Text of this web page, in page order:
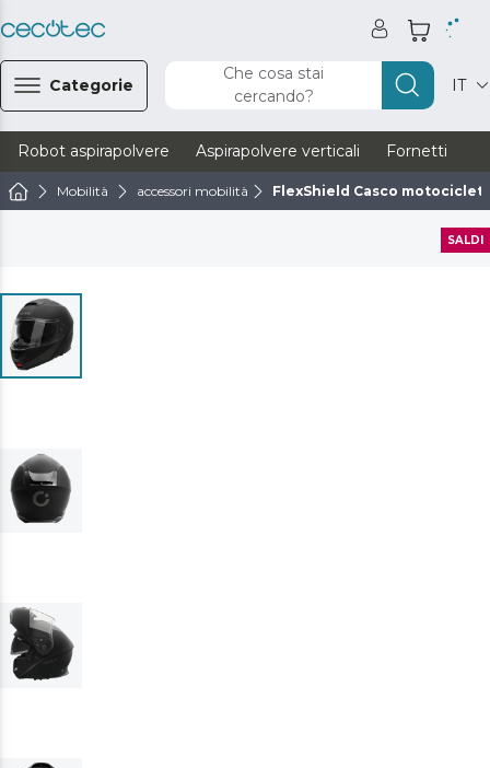
Categorie
Che cosa stai
cercando?
IT
Robot aspirapolvere Aspirapolvere verticali Fornetti
Mobilità accessori mobilità FlexShield Casco
SALDI